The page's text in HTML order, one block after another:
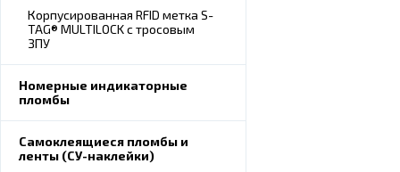
Корпусированная RFID метка S-
TAG® MULTILOCK с тросовым
ЗПУ
Номерные индикаторные
пломбы
Самоклеящиеся пломбы и
ленты (СУ-наклейки)